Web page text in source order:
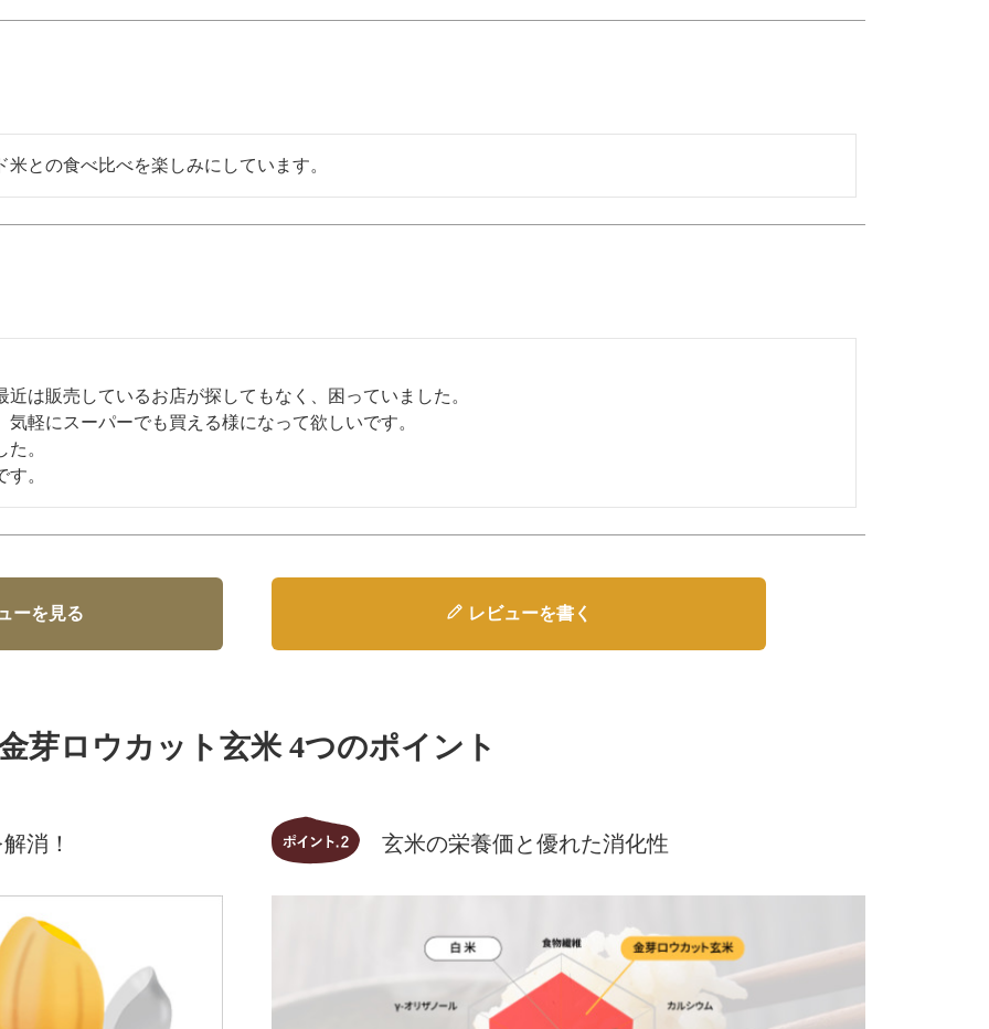
との食べ比べを楽しみにしています。
は販売しているお店が探してもなく、困っていました。
軽にスーパーでも買える様になって欲しいです。
。
。
ーを見る レビューを書く
芽ロウカット玄米 4つのポイント
消！ 玄米の栄養価と優れた消化性